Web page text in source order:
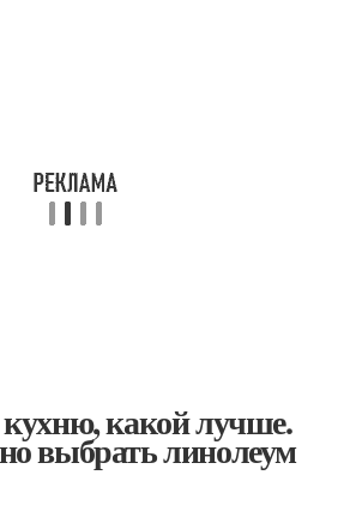
какой лучше.
выбрать линолеум